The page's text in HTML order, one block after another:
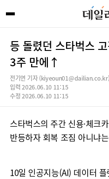
등 돌렸던 스타벅스
3주 만에↑
전기연 기자 (kiyeoun01@dailian.co.kr)
입력 2026.06.10 11:15
수정 2026.06.10 11:15
스타벅스의 주간 신용·체크
반등하자 회복 조짐 아니냐
10일 인공지능(AI) 데이터